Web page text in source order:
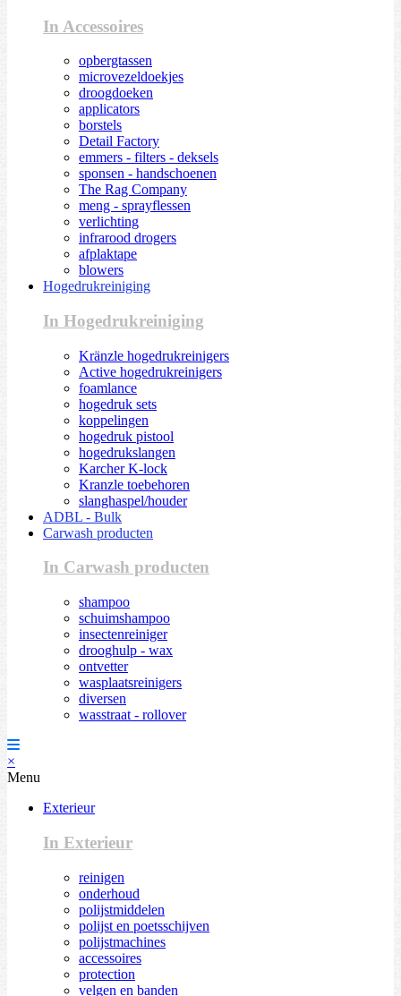
In Accessoires
opbergtassen
microvezeldoekjes
droogdoeken
applicators
borstels
Detail Factory
emmers - filters - deksels
sponsen - handschoenen
The Rag Company
meng - sprayflessen
verlichting
infrarood drogers
afplaktape
blowers
Hogedrukreiniging
In Hogedrukreiniging
Kränzle hogedrukreinigers
Active hogedrukreinigers
foamlance
hogedruk sets
koppelingen
hogedruk pistool
hogedrukslangen
Karcher K-lock
Kranzle toebehoren
slanghaspel/houder
ADBL - Bulk
Carwash producten
In Carwash producten
shampoo
schuimshampoo
insectenreiniger
drooghulp - wax
ontvetter
wasplaatsreinigers
diversen
wasstraat - rollover
×
Menu
Exterieur
In Exterieur
reinigen
onderhoud
polijstmiddelen
polijst en poetsschijven
polijstmachines
accessoires
protection
velgen en banden